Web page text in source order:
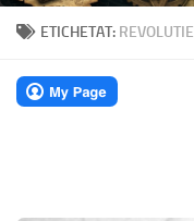
ETICHETAT: REVOLUTIE